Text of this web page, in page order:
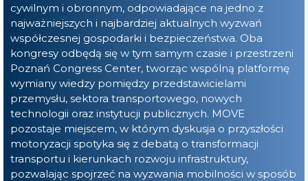
cywilnym i obronnym, odpowiadające na jedno z
najważniejszych i najbardziej aktualnych wyzwań
współczesnej gospodarki i bezpieczeństwa. Oba
kongresy odbędą się w tym samym czasie i przestrzeni
Poznań Congress Center, tworząc wspólną platformę
wymiany wiedzy pomiędzy przedstawicielami
przemysłu, sektora transportowego, nowych
technologii oraz instytucji publicznych. MOVE
pozostaje miejscem, w którym dyskusja o przyszłości
motoryzacji spotyka się z debatą o transformacji
transportu i kierunkach rozwoju infrastruktury,
pozwalając spojrzeć na wyzwania mobilności w sposób